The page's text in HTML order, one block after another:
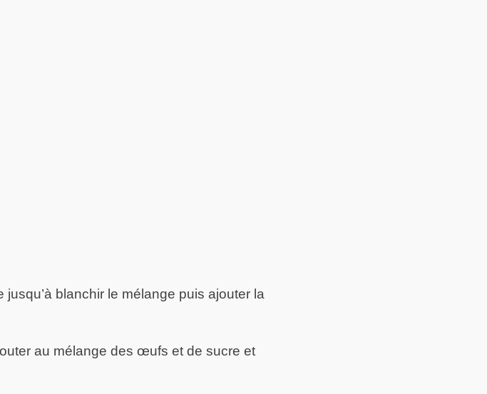
blanchir le mélange puis ajouter la
au mélange des œufs et de sucre et